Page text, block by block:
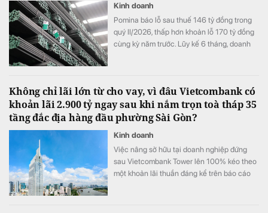
Kinh doanh
Pomina báo lỗ sau thuế 146 tỷ đồng trong
quý II/2026, thấp hơn khoản lỗ 170 tỷ đồng
cùng kỳ năm trước. Lũy kế 6 tháng, doanh
Không chỉ lãi lớn từ cho vay, vì đâu Vietcombank có
khoản lãi 2.900 tỷ ngay sau khi nắm trọn toà tháp 35
tầng đắc địa hàng đầu phường Sài Gòn?
Kinh doanh
Việc nâng sở hữu tại doanh nghiệp đứng
sau Vietcombank Tower lên 100% kéo theo
một khoản lãi thuần đáng kể trên báo cáo